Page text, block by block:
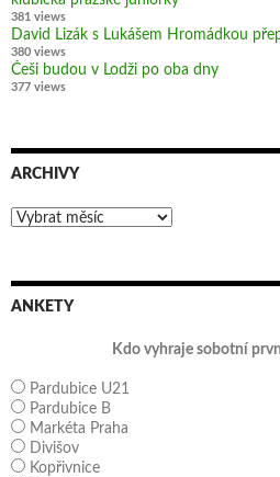
381 views
David Lizák s Lukášem Hromádkou
380 views
Češi budou v Lodži po oba dny
377 views
ARCHIVY
Archivy
ANKETY
Kdo vyhraje sobotní
Pardubice U21
Pardubice B
Markéta Praha
Divišov
Kopřivnice